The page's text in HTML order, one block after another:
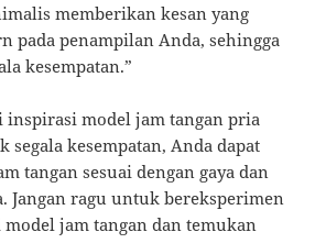
memberikan kesan yang
pada penampilan Anda, sehingga
kesempatan.”
inspirasi model jam tangan pria
segala kesempatan, Anda dapat
tangan sesuai dengan gaya dan
Jangan ragu untuk bereksperimen
model jam tangan dan temukan